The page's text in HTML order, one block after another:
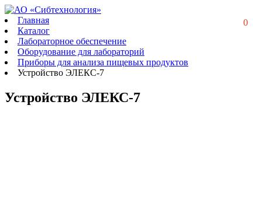
0
Главная
Каталог
Лабораторное обеспечение
Оборудование для лабораторий
Приборы для анализа пищевых продуктов
Устройство ЭЛЕКС-7
Устройство ЭЛЕКС-7